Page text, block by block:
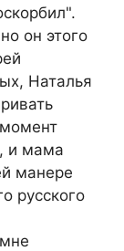
он этого
Наталья
и мама
манере
русского